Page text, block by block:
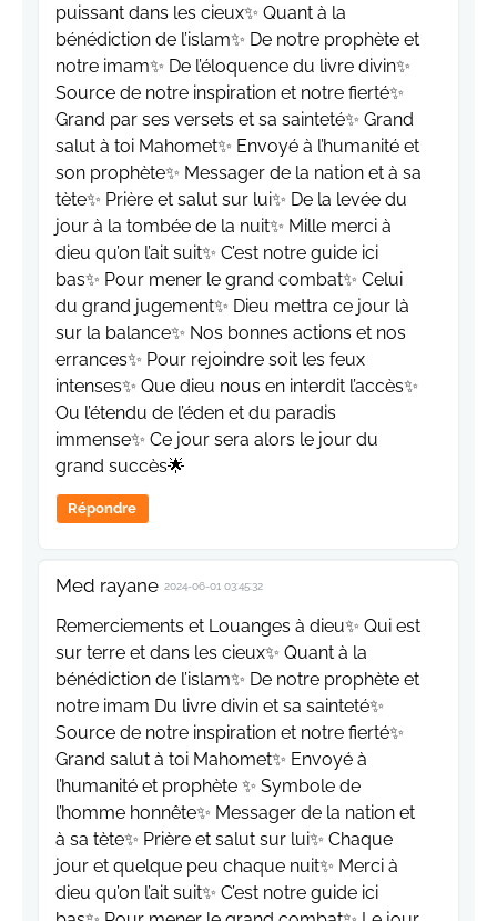
puissant dans les cieux✨️ Quant à la
bénédiction de l’islam✨️ De notre prophète et
notre imam✨️ De l’éloquence du livre divin✨️
Source de notre inspiration et notre fierté✨️
Grand par ses versets et sa sainteté✨️ Grand
salut à toi Mahomet✨️ Envoyé à l’humanité et
son prophète✨️ Messager de la nation et à sa
tète✨️ Prière et salut sur lui✨️ De la levée du
jour à la tombée de la nuit✨️ Mille merci à
dieu qu’on l’ait suit✨️ C’est notre guide ici
bas✨️ Pour mener le grand combat✨️ Celui
du grand jugement✨️ Dieu mettra ce jour là
sur la balance✨️ Nos bonnes actions et nos
errances✨️ Pour rejoindre soit les feux
intenses✨️ Que dieu nous en interdit l’accès✨️
Ou l’étendu de l’éden et du paradis
immense✨️ Ce jour sera alors le jour du
grand succès🌟
Répondre
Med rayane 2024-06-01 03:45:32
Remerciements et Louanges à dieu✨️ Qui est
sur terre et dans les cieux✨️ Quant à la
bénédiction de l’islam✨️ De notre prophète et
notre imam Du livre divin et sa sainteté✨️
Source de notre inspiration et notre fierté✨️
Grand salut à toi Mahomet✨️ Envoyé à
l’humanité et prophète ✨️ Symbole de
l’homme honnête✨️ Messager de la nation et
à sa tète✨️ Prière et salut sur lui✨️ Chaque
jour et quelque peu chaque nuit✨️ Merci à
dieu qu’on l’ait suit✨️ C’est notre guide ici